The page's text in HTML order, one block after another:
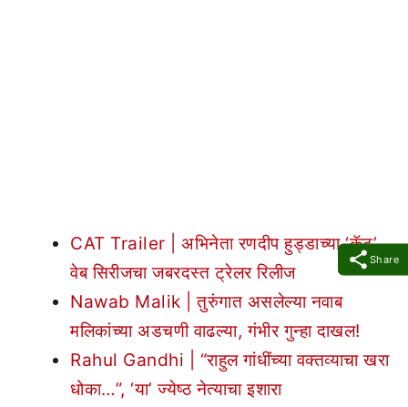
Share
CAT Trailer | अभिनेता रणदीप हुड्डाच्या ‘कॅट’
वेब सिरीजचा जबरदस्त ट्रेलर रिलीज
Nawab Malik | तुरुंगात असलेल्या नवाब
मलिकांच्या अडचणी वाढल्या, गंभीर गुन्हा दाखल!
Rahul Gandhi | “राहुल गांधींच्या वक्तव्याचा खरा
धोका…”, ‘या’ ज्येष्ठ नेत्याचा इशारा